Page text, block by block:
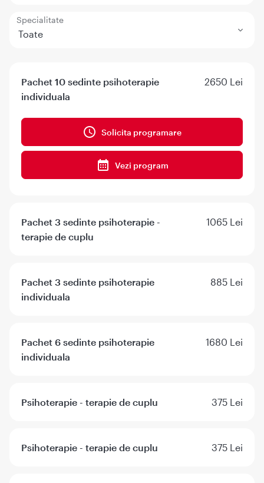
Specialitate
Toate
Pachet 10 sedinte psihoterapie
individuala
2650 Lei
Solicita programare
Vezi program
Pachet 3 sedinte psihoterapie -
terapie de cuplu
1065 Lei
Pachet 3 sedinte psihoterapie
individuala
885 Lei
Pachet 6 sedinte psihoterapie
individuala
1680 Lei
Psihoterapie - terapie de cuplu 375 Lei
Psihoterapie - terapie de cuplu 375 Lei